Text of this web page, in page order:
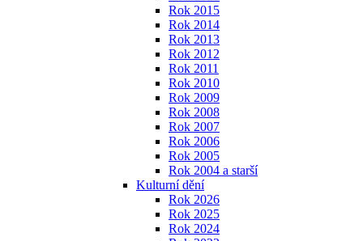
Rok 2015
Rok 2014
Rok 2013
Rok 2012
Rok 2011
Rok 2010
Rok 2009
Rok 2008
Rok 2007
Rok 2006
Rok 2005
Rok 2004 a starší
Kulturní dění
Rok 2026
Rok 2025
Rok 2024